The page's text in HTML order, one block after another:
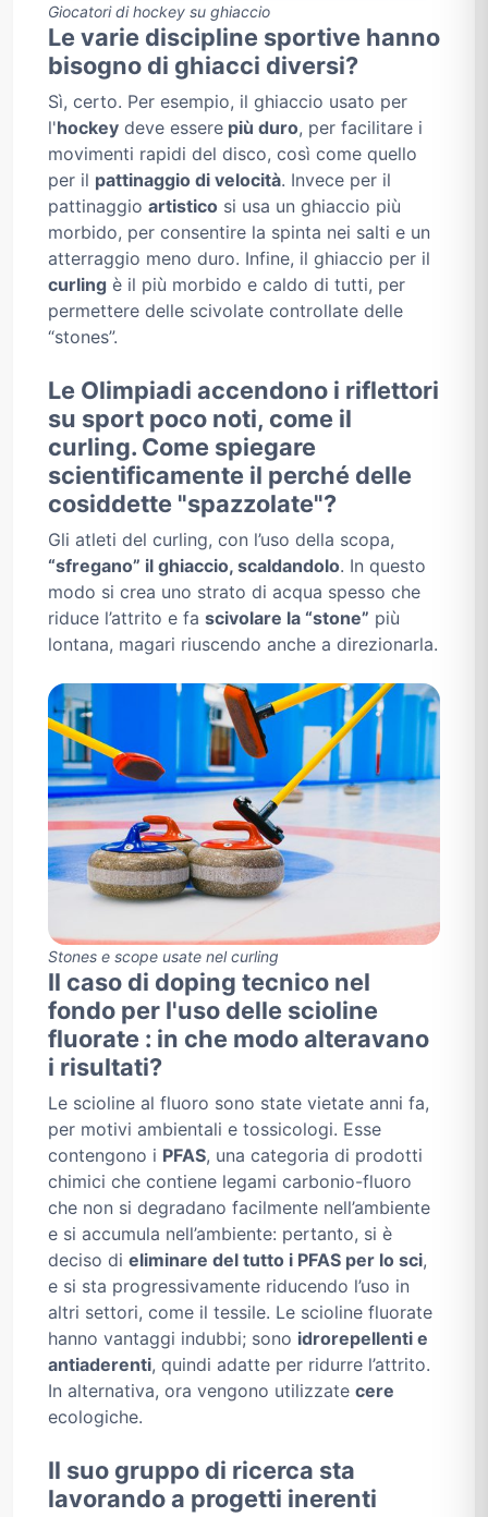
Giocatori di hockey su ghiaccio
Le varie discipline sportive hanno
bisogno di ghiacci diversi?
Sì, certo. Per esempio, il ghiaccio usato per
l'hockey deve essere più duro, per facilitare i
movimenti rapidi del disco, così come quello
per il pattinaggio di velocità. Invece per il
pattinaggio artistico si usa un ghiaccio più
morbido, per consentire la spinta nei salti e un
atterraggio meno duro. Infine, il ghiaccio per il
curling è il più morbido e caldo di tutti, per
permettere delle scivolate controllate delle
“stones”.
Le Olimpiadi accendono i riflettori
su sport poco noti, come il
curling. Come spiegare
scientificamente il perché delle
cosiddette "spazzolate"?
Gli atleti del curling, con l’uso della scopa,
“sfregano” il ghiaccio, scaldandolo. In questo
modo si crea uno strato di acqua spesso che
riduce l’attrito e fa scivolare la “stone” più
lontana, magari riuscendo anche a direzionarla.
Stones e scope usate nel curling
Il caso di doping tecnico nel
fondo per l'uso delle scioline
fluorate : in che modo alteravano
i risultati?
Le scioline al fluoro sono state vietate anni fa,
per motivi ambientali e tossicologi. Esse
contengono i PFAS, una categoria di prodotti
chimici che contiene legami carbonio-fluoro
che non si degradano facilmente nell’ambiente
e si accumula nell’ambiente: pertanto, si è
deciso di eliminare del tutto i PFAS per lo sci,
e si sta progressivamente riducendo l’uso in
altri settori, come il tessile. Le scioline fluorate
hanno vantaggi indubbi; sono idrorepellenti e
antiaderenti, quindi adatte per ridurre l’attrito.
In alternativa, ora vengono utilizzate cere
ecologiche.
Il suo gruppo di ricerca sta
lavorando a progetti inerenti